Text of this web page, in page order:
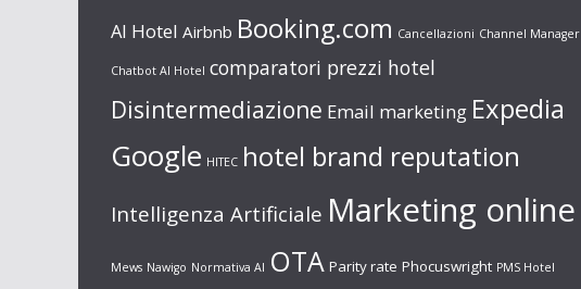
AI Hotel Airbnb Booking.com Cancellazioni Channel Manager
Chatbot AI Hotel comparatori prezzi hotel
Disintermediazione Email marketing Expedia
Google HITEC hotel brand reputation
Intelligenza Artificiale Marketing online
Mews Nawigo Normativa AI OTA Parity rate Phocuswright PMS Hotel